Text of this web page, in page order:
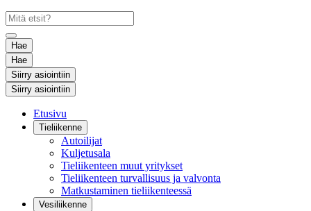
Hae
Hae
Siirry asiointiin
Siirry asiointiin
Etusivu
Tieliikenne
Autoilijat
Kuljetusala
Tieliikenteen muut yritykset
Tieliikenteen turvallisuus ja valvonta
Matkustaminen tieliikenteessä
Vesiliikenne